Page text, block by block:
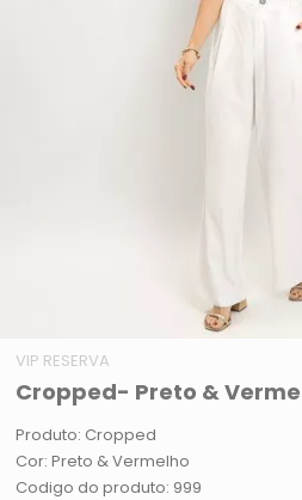
VIP RESERVA
Cropped- Preto &
Produto: Cropped
Cor: Preto & Vermelho
Codigo do produto: 999